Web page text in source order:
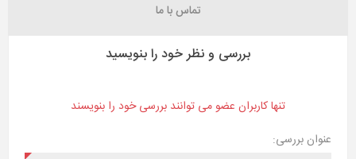
تماس با ما
بررسی و نظر خود را بنویسید
تنها کاربران عضو می توانند بررسی خود را بنویسند
عنوان بررسی: